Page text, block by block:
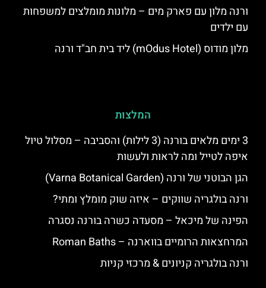
ורנה מלון עם פארק מים – מלונות מומלצים למשפחות
עם ילדים
מלון מודוס (mOdus Hotel) ליד בית חב"ד ורנה
המלצות
3 ימים מלאים בורנה (3 לילות) והסביבה – מסלול טיול
איפה לטייל ומה לראות ולעשות
הגן הבוטני של ורנה (Varna Botanical Garden)
ורנה בולגריה שווקים – איזה שוק מומלץ ומתי?
הפינה של מיכאל – מסעדה כשרה בורנה נסגרה
המרחצאות הרומיים בווארנה – Roman Baths
ורנה בולגריה קניונים & מרכזי קניות